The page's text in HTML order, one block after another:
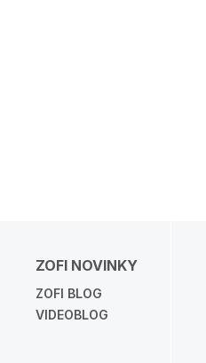
ZOFI NOVINKY
ZOFI BLOG
VIDEOBLOG